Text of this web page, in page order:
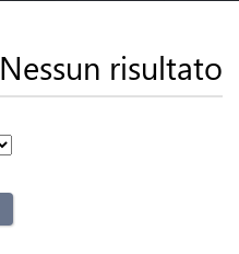
Nessun risultato